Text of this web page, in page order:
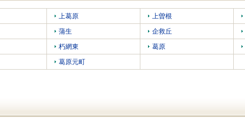
上葛原 上曽根
蒲生 企救丘
朽網東 葛原
葛原元町